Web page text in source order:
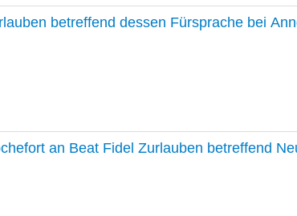
betreffend dessen Fürsprache bei
an Beat Fidel Zurlauben betreffend